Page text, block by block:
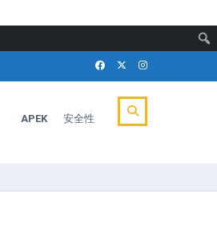
APEK 安全性